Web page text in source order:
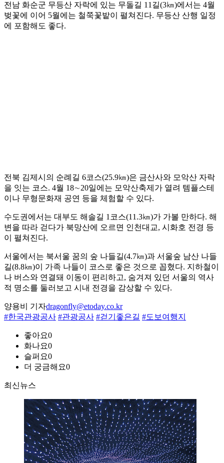
전남 화순군 무등산 자락에 있는 무돌길 11길(3㎞)에서는 4월
벚꽃에 이어 5월에는 철쭉꽃밭이 펼쳐진다. 무등산 산행 일정
에 포함해도 좋다.
전북 김제시의 순례길 6코스(25.9㎞)은 금산사와 모악산 자락
을 잇는 코스. 4월 18∼20일에는 모악산축제가 열려 템플스테
이나 무형문화재 공연 등을 체험할 수 있다.
수도권에서는 대부도 해솔길 1코스(11.3㎞)가 가볼 만하다. 해
변을 따라 걷다가 북망산에 오르면 인천대교, 시화호 전경 등
이 펼쳐진다.
서울에서는 북서울 꿈의 숲 나들길(4.7㎞)과 서울숲 남산 나들
길(8.8㎞)이 가족 나들이 코스로 좋은 것으로 꼽혔다. 지하철이
나 버스와 연결돼 이동이 편리하고, 숨겨져 있던 서울의 역사
적 명소를 둘러보고 시내 전경을 감상할 수 있다.
양용비 기자dragonfly@etoday.co.kr
#한국관광공사 #관광공사 #걷기좋은길 #도보여행지
좋아요0
화나요0
슬퍼요0
더 궁금해요0
최신뉴스